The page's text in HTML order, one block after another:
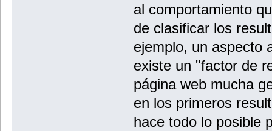
al comportamiento
de clasificar los
ejemplo, un aspecto
existe un "factor de
página web mucha
en los primeros
hace todo lo posible